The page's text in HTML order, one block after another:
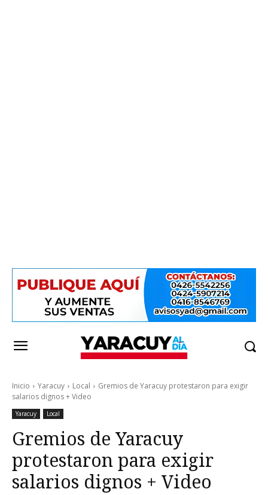
Inicio Yaracuy Local
Gremios de Yaracuy protestaron para exigir
salarios dignos + Video
Yaracuy Local
Gremios de Yaracuy
protestaron para exigir
salarios dignos + Video